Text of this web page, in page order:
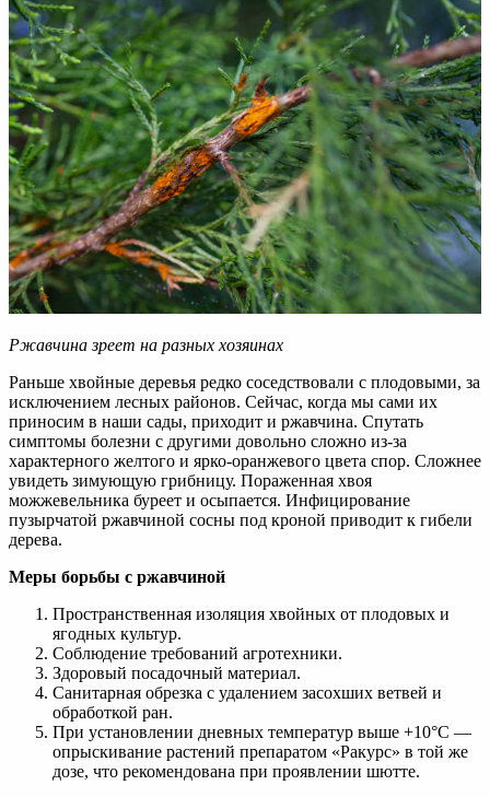
Ржавчина зреет на разных хозяинах
Раньше хвойные деревья редко соседствовали с плодовыми, за
исключением лесных районов. Сейчас, когда мы сами их
приносим в наши сады, приходит и ржавчина. Спутать
симптомы болезни с другими довольно сложно из-за
характерного желтого и ярко-оранжевого цвета спор. Сложнее
увидеть зимующую грибницу. Пораженная хвоя
можжевельника буреет и осыпается. Инфицирование
пузырчатой ржавчиной сосны под кроной приводит к гибели
дерева.
Меры борьбы с ржавчиной
Пространственная изоляция хвойных от плодовых и
ягодных культур.
Соблюдение требований агротехники.
Здоровый посадочный материал.
Санитарная обрезка с удалением засохших ветвей и
обработкой ран.
При установлении дневных температур выше +10°С —
опрыскивание растений препаратом «Ракурс» в той же
дозе, что рекомендована при проявлении шютте.